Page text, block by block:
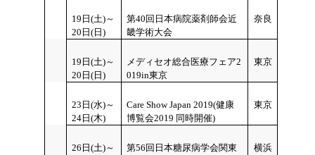
19 日(土)～
20日(日)
第40回日本病院薬剤師会近
畿学術大会
奈良
19 日(土)～
20日(日)
メディセオ総合医療フェア2
019in東京
東京
23 日(水)～
24日(木)
Care Show Japan 2019(健康
博覧会2019 同時開催)
東京
26 日(土)～
第56回日本糖尿病学会関東
横浜